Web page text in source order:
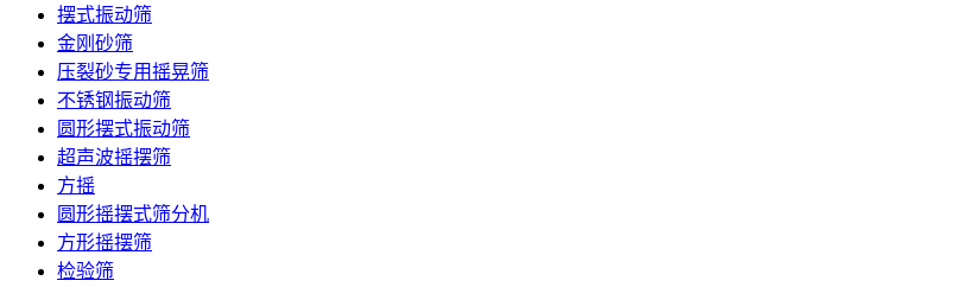
摆式振动筛
金刚砂筛
压裂砂专用摇晃筛
不锈钢振动筛
圆形摆式振动筛
超声波摇摆筛
方摇
圆形摇摆式筛分机
方形摇摆筛
检验筛